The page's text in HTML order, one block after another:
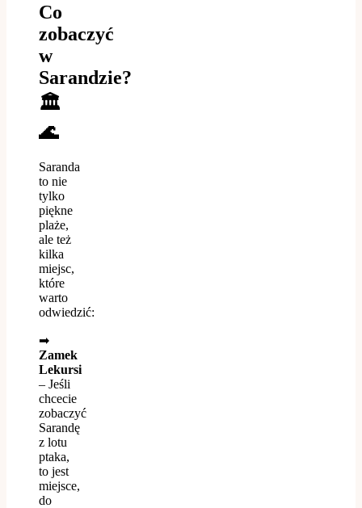
Co
zobaczyć
w
Sarandzie?
🏛️
🌊
Saranda
to nie
tylko
piękne
plaże,
ale też
kilka
miejsc,
które
warto
odwiedzić:
➡
Zamek
Lekursi
– Jeśli
chcecie
zobaczyć
Sarandę
z lotu
ptaka,
to jest
miejsce,
do